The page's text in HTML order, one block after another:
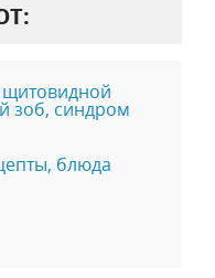
щитовидной
зоб, синдром
блюда